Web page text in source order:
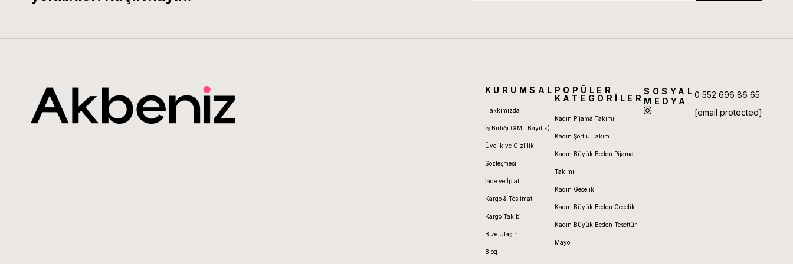
KURUMSAL
Hakkımızda
İş Birliği (XML Bayilik)
Üyelik ve Gizlilik
Sözleşmesi
İade ve İptal
Kargo & Teslimat
Kargo Takibi
Bize Ulaşın
Blog
POPÜLER
KATEGORİLER
Kadın Pijama Takımı
Kadın Şortlu Takım
Kadın Büyük Beden Pijama
Takımı
Kadın Gecelik
Kadın Büyük Beden Gecelik
Kadın Büyük Beden Tesettür
Mayo
SOSYAL
MEDYA
0 552 696 86 65
[email protected]